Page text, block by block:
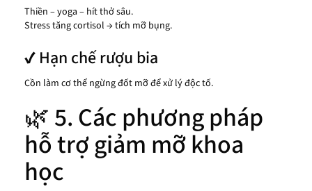
Thiền – yoga – hít thở sâu.
Stress tăng cortisol → tích mỡ bụng.
✔ Hạn chế rượu bia
Cồn làm cơ thể ngừng đốt mỡ để xử lý độc tố.
🌿 5. Các phương pháp
hỗ trợ giảm mỡ khoa
học